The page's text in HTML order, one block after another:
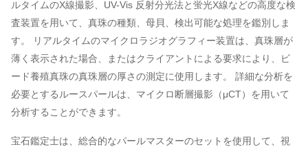
ルタイムのX線撮影、UV-Vis 反射分光法と蛍光X線などの高度な検
査装置を用いて、真珠の種類、母貝、検出可能な処理を鑑別しま
す。 リアルタイムのマイクロラジオグラフィー装置は、真珠層が
薄く表示された場合、またはクライアントによる要求により、ビ
ード養殖真珠の真珠層の厚さの測定に使用します。 詳細な分析を
必要とするルースパールは、マイクロ断層撮影（μCT）を用いて
分析することができます。
宝石鑑定士は、総合的なパールマスターのセットを使用して、視